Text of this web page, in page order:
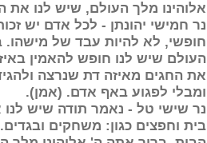
אלוהינו מלך העולם, שיש לנו את
נר חמישי יהונתן - לכל אדם יש
חופשי, לא להיות עבד של מישהו.
העולם שיש לנו חופש להאמין
את החגים מאיזה דת שנרצה
ומבלי לפגוע באף אדם. (אמן).
נר שישי טל - נאמר תודה שיש לנו
בית וחפצים כגון: משחקים